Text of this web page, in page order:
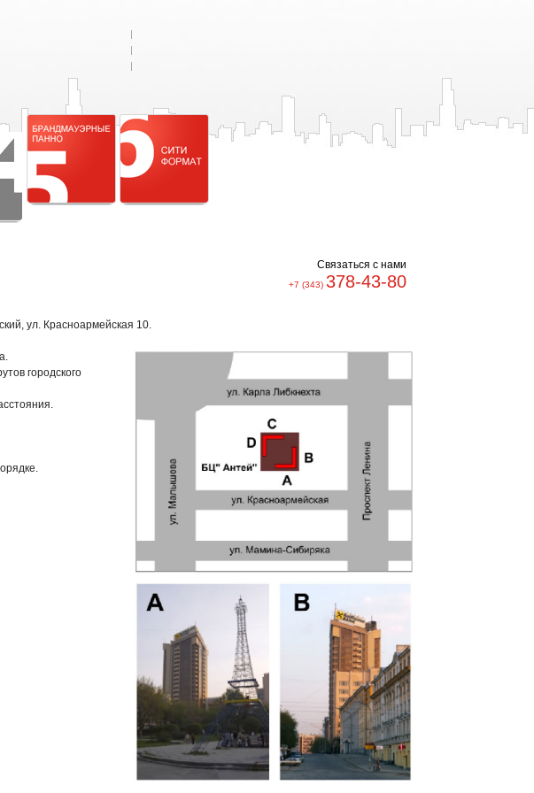
Cвязаться с нами
+7 (343) 378-43-80
ул. Красноармейская 10.
городского